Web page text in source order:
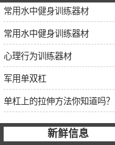
常用水中健身训练器材
常用水中健身训练器材
心理行为训练器材
军用单双杠
单杠上的拉伸方法你知道吗？
新鲜信息